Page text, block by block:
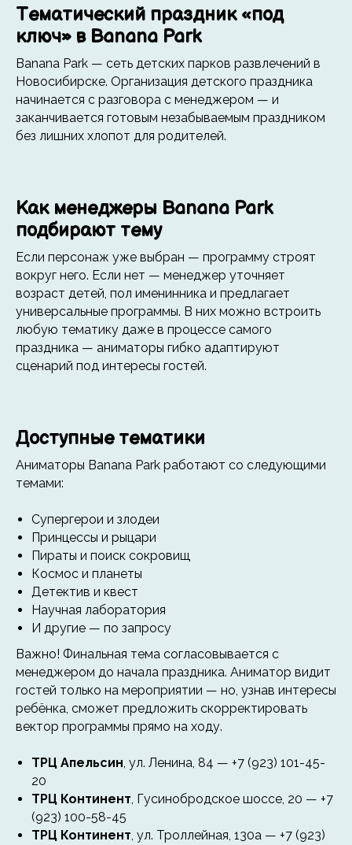
Тематический праздник «под
ключ» в Banana Park
Banana Park — сеть детских парков развлечений в
Новосибирске. Организация детского праздника
начинается с разговора с менеджером — и
заканчивается готовым незабываемым праздником
без лишних хлопот для родителей.
Как менеджеры Banana Park
подбирают тему
Если персонаж уже выбран — программу строят
вокруг него. Если нет — менеджер уточняет
возраст детей, пол именинника и предлагает
универсальные программы. В них можно встроить
любую тематику даже в процессе самого
праздника — аниматоры гибко адаптируют
сценарий под интересы гостей.
Доступные тематики
Аниматоры Banana Park работают со следующими
темами:
Супергерои и злодеи
Принцессы и рыцари
Пираты и поиск сокровищ
Космос и планеты
Детектив и квест
Научная лаборатория
И другие — по запросу
Важно! Финальная тема согласовывается с
менеджером до начала праздника. Аниматор видит
гостей только на мероприятии — но, узнав интересы
ребёнка, сможет предложить скорректировать
вектор программы прямо на ходу.
ТРЦ Апельсин, ул. Ленина, 84 — +7 (923) 101-45-
20
ТРЦ Континент, Гусинобродское шоссе, 20 — +7
(923) 100-58-45
ТРЦ Континент, ул. Троллейная, 130а — +7 (923)